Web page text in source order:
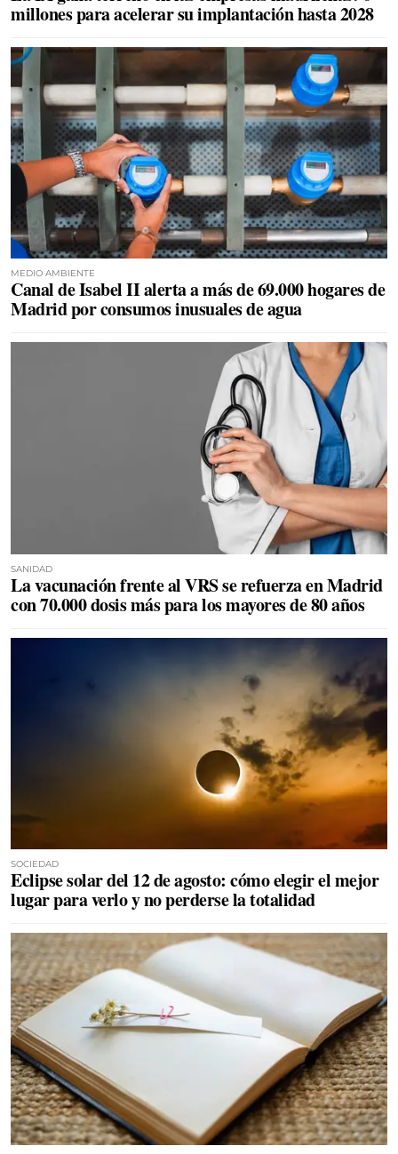
millones para acelerar su implantación hasta 2028
MEDIO AMBIENTE
Canal de Isabel II alerta a más de 69.000 hogares de
Madrid por consumos inusuales de agua
SANIDAD
La vacunación frente al VRS se refuerza en Madrid
con 70.000 dosis más para los mayores de 80 años
SOCIEDAD
Eclipse solar del 12 de agosto: cómo elegir el mejor
lugar para verlo y no perderse la totalidad